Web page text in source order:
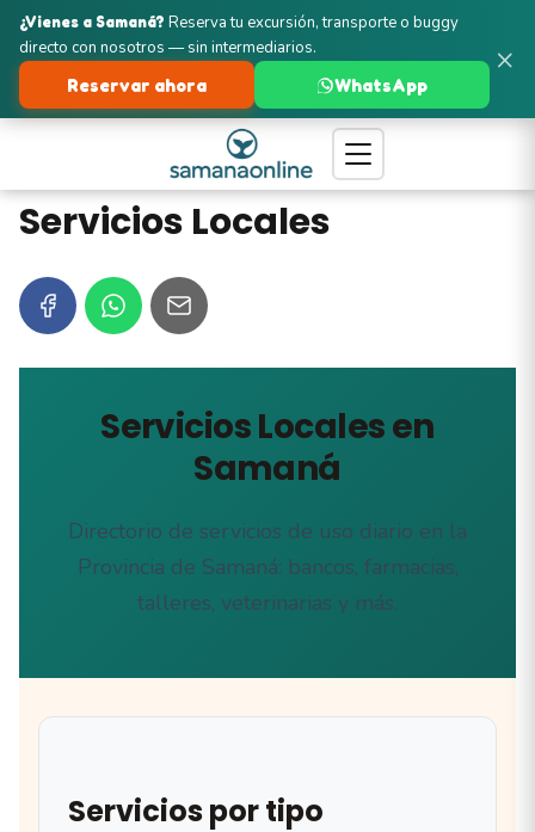
Servicios Locales
Servicios Locales en
Samaná
Directorio de servicios de uso diario en la
Provincia de Samaná: bancos, farmacias,
talleres, veterinarias y más.
Servicios por tipo
×
¿Vienes a Samaná? Reserva tu excursión, transporte o buggy
directo con nosotros — sin intermediarios.
Reservar ahora WhatsApp